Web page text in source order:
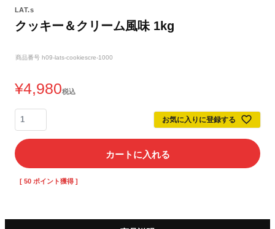
LAT.s
クッキー＆クリーム風味 1kg
商品番号 h09-lats-cookiescre-1000
¥4,980税込
お気に入りに登録する
カートに入れる
[ 50 ポイント獲得 ]